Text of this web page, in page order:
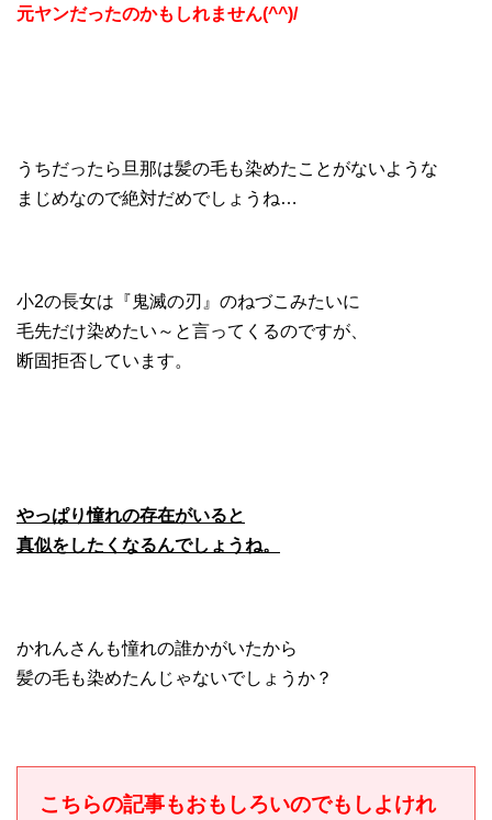
元ヤンだったのかもしれません(^^)/
うちだったら旦那は髪の毛も染めたことがないような
まじめなので絶対だめでしょうね…
小2の長女は『鬼滅の刃』のねづこみたいに
毛先だけ染めたい～と言ってくるのですが、
断固拒否しています。
やっぱり憧れの存在がいると
真似をしたくなるんでしょうね。
かれんさんも憧れの誰かがいたから
髪の毛も染めたんじゃないでしょうか？
こちらの記事もおもしろいのでもしよけれ